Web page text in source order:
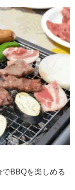
BBQを楽しめる